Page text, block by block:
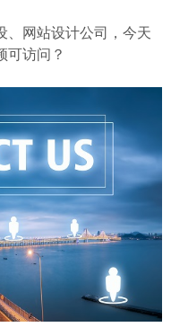
、网站设计公司，今天
可访问？